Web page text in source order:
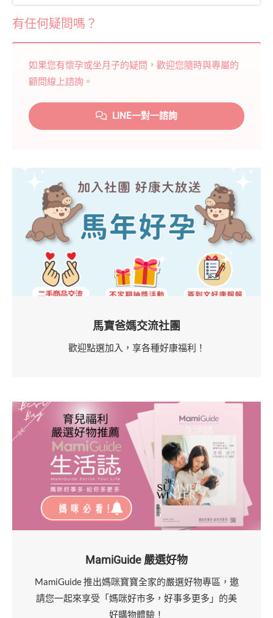
有任何疑問嗎？
如果您有懷孕或坐月子的疑問，歡迎您隨時與專屬的
顧問線上諮詢。
LINE一對一諮詢
馬寶爸媽交流社團
歡迎點選加入，享各種好康福利！
MamiGuide 嚴選好物
MamiGuide 推出媽咪寶寶全家的嚴選好物專區，邀
請您一起來享受「媽咪好市多，好事多更多」的美
好購物體驗！